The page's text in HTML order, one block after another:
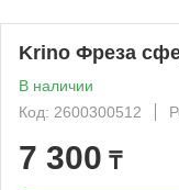
Krino Фреза
В наличии
Код: 2600300512
7 300 ₸